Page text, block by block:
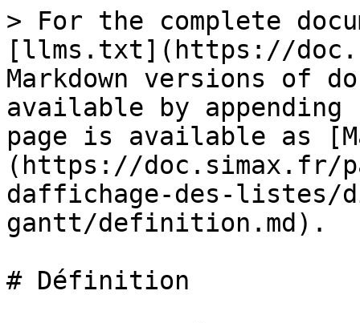
> For the complete
[llms.txt](https://
Markdown versions of
available by
page is available as
(https://doc.simax.fr/
daffichage-des-listes/
gantt/definition.md).
# Définition